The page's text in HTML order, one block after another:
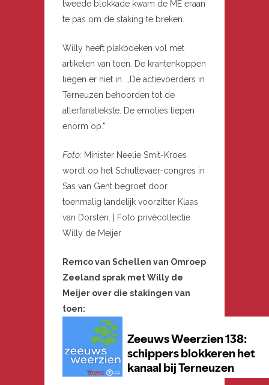
tweede blokkade kwam de ME eraan
te pas om de staking te breken.
Willy heeft plakboeken vol met
artikelen van toen. De krantenkoppen
liegen er niet in. ,,De actievoerders in
Terneuzen behoorden tot de
allerfanatiekste. De emoties liepen
enorm op.”
Foto: Minister Neelie Smit-Kroes
wordt op het Schuttevaer-congres in
Sas van Gent begroet door
toenmalig landelijk voorzitter Klaas
van Dorsten. | Foto privécollectie
Willy de Meijer
Remco van Schellen van Omroep
Zeeland sprak met Willy de
Meijer over die stakingen van
toen: